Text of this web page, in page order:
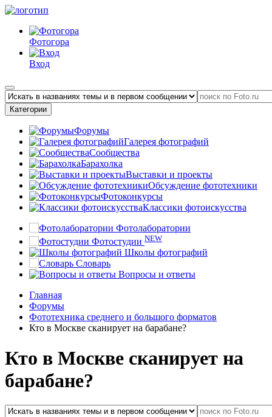
Фотогора
Вход
Категории
Форумы
Галерея фотографий
Сообщества
Барахолка
Выставки и проекты
Обсуждение фототехники
Фотоконкурсы
Классики фотоискусства
Фотолаборатории
Фотостудии NEW
Школы фотографий
Словарь
Вопросы и ответы
Главная
Форумы
Фототехника среднего и большого форматов
Кто в Москве сканирует на барабане?
Кто в Москве сканирует на
барабане?